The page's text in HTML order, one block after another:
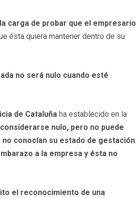
carga de probar que el empresario
ésta quiera mantener dentro de su
no será nulo cuando esté
de Cataluña ha establecido en la
nulo, pero no puede
conocían su estado de gestación.
a la empresa y ésta no
el reconocimiento de una